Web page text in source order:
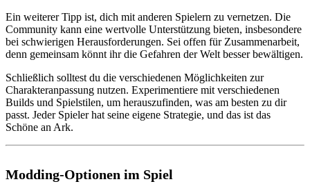
Ein weiterer Tipp ist, dich mit anderen Spielern zu vernetzen. Die
Community kann eine wertvolle Unterstützung bieten, insbesondere
bei schwierigen Herausforderungen. Sei offen für Zusammenarbeit,
denn gemeinsam könnt ihr die Gefahren der Welt besser bewältigen.
Schließlich solltest du die verschiedenen Möglichkeiten zur
Charakteranpassung nutzen. Experimentiere mit verschiedenen
Builds und Spielstilen, um herauszufinden, was am besten zu dir
passt. Jeder Spieler hat seine eigene Strategie, und das ist das
Schöne an Ark.
Modding-Optionen im Spiel